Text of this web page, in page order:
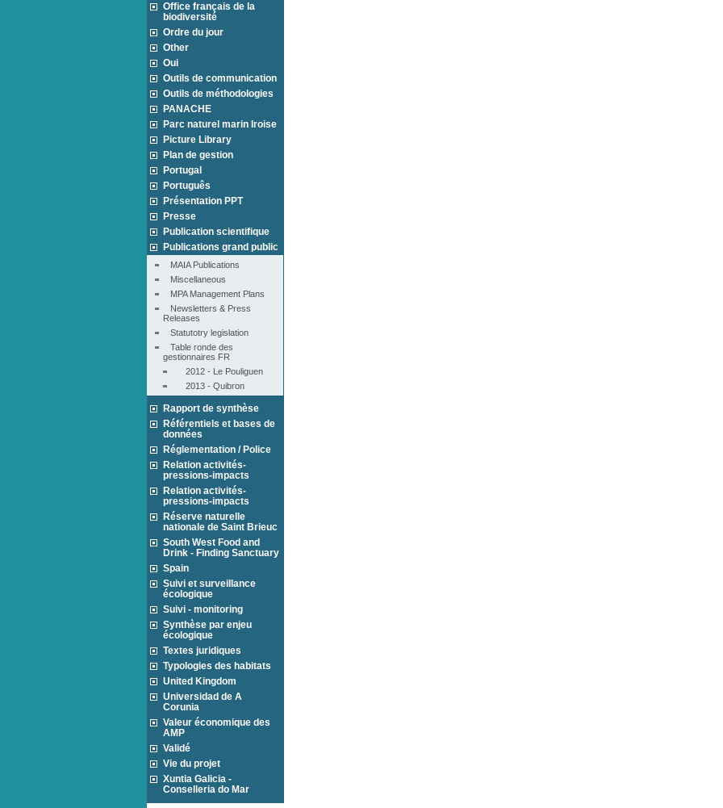
Office français de la
biodiversité
Ordre du jour
Other
Oui
Outils de communication
Outils de méthodologies
PANACHE
Parc naturel marin Iroise
Picture Library
Plan de gestion
Portugal
Português
Présentation PPT
Presse
Publication scientifique
Publications grand public
MAIA Publications
Miscellaneous
MPA Management Plans
Newsletters & Press
Releases
Statutotry legislation
Table ronde des
gestionnaires FR
2012 - Le Pouliguen
2013 - Quibron
Rapport de synthèse
Référentiels et bases de
données
Réglementation / Police
Relation activités-
pressions-impacts
Relation activités-
pressions-impacts
Réserve naturelle
nationale de Saint Brieuc
South West Food and
Drink - Finding Sanctuary
Spain
Suivi et surveillance
écologique
Suivi - monitoring
Synthèse par enjeu
écologique
Textes juridiques
Typologies des habitats
United Kingdom
Universidad de A
Corunia
Valeur économique des
AMP
Validé
Vie du projet
Xuntia Galicia -
Conselleria do Mar